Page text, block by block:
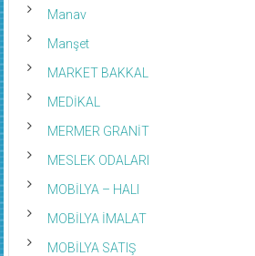
Manav
Manşet
MARKET BAKKAL
MEDİKAL
MERMER GRANİT
MESLEK ODALARI
MOBİLYA – HALI
MOBİLYA İMALAT
MOBİLYA SATIŞ